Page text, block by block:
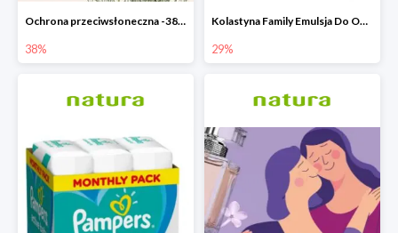
Ochrona przeciwsłoneczna -38%
38%
Kolastyna Family Emulsja Do Opalania
29%